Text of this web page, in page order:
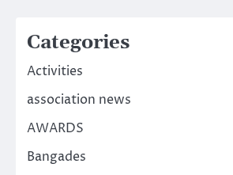
Categories
Activities
association news
AWARDS
Bangades